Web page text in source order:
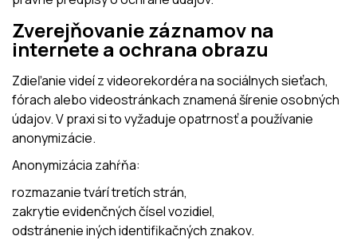
Zverejňovanie záznamov na
internete a ochrana obrazu
Zdieľanie videí z videorekordéra na sociálnych sieťach,
fórach alebo videostránkach znamená šírenie osobných
údajov. V praxi si to vyžaduje opatrnosť a používanie
anonymizácie.
Anonymizácia zahŕňa:
rozmazanie tvárí tretích strán,
zakrytie evidenčných čísel vozidiel,
odstránenie iných identifikačných znakov.